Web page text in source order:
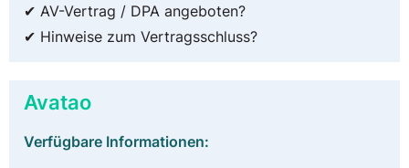
✔ AV-Vertrag / DPA angeboten?
✔ Hinweise zum Vertragsschluss?
Avatao
Verfügbare Informationen: